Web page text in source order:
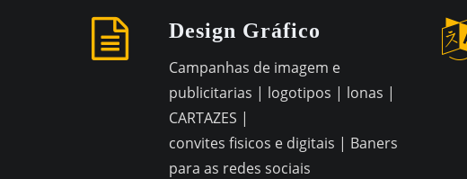
Design Gráfico
Campanhas de imagem e
publicitarias | logotipos | lonas |
CARTAZES |
convites fisicos e digitais | Baners
para as redes sociais